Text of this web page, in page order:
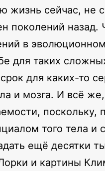
жизнь сейчас, не
поколений
в
для таких
для каких-то
и мозга. И всё
поскольку,
того тела и
ещё десятки
и картины